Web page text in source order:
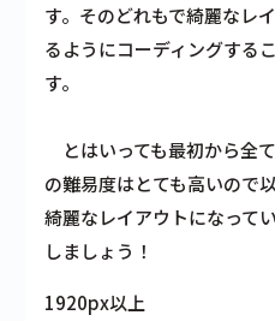
す。そのどれもで綺麗なレ
るようにコーディングする
す。
とはいっても最初から全
の難易度はとても高いので
綺麗なレイアウトになって
しましょう！
1920px以上